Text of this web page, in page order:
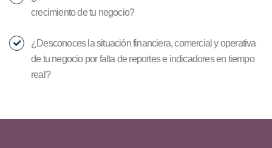
crecimiento de tu negocio?
¿Desconoces la situación financiera, comercial y operativa
de tu negocio por falta de reportes e indicadores en tiempo
real?